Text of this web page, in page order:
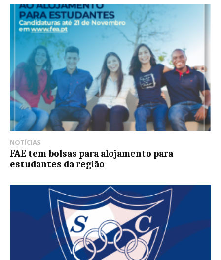
NOTÍCIAS
FAE tem bolsas para alojamento para
estudantes da região